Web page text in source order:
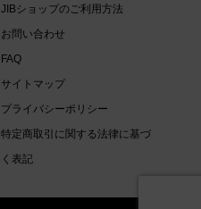
JIBショップのご利用方法
お問い合わせ
FAQ
サイトマップ
プライバシーポリシー
特定商取引に関する法律に基づ
く表記